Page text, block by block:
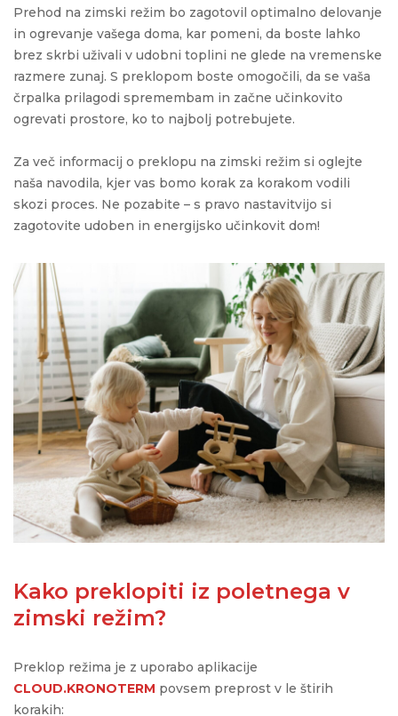
Prehod na zimski režim bo zagotovil optimalno delovanje
in ogrevanje vašega doma, kar pomeni, da boste lahko
brez skrbi uživali v udobni toplini ne glede na vremenske
razmere zunaj. S preklopom boste omogočili, da se vaša
črpalka prilagodi spremembam in začne učinkovito
ogrevati prostore, ko to najbolj potrebujete.
Za več informacij o preklopu na zimski režim si oglejte
naša navodila, kjer vas bomo korak za korakom vodili
skozi proces. Ne pozabite – s pravo nastavitvijo si
zagotovite udoben in energijsko učinkovit dom!
Kako preklopiti iz poletnega v
zimski režim?
Preklop režima je z uporabo aplikacije
CLOUD.KRONOTERM povsem preprost v le štirih
korakih: